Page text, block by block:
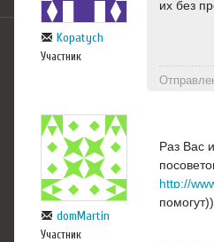
Kopatych
Участник
их без
domMartin
Участник
Раз Вас
http://
помогут))